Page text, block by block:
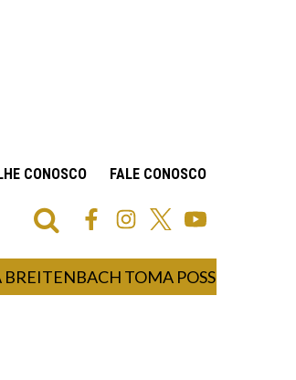
CONOSCO FALE CONOSCO
TOMA POSSE COMO